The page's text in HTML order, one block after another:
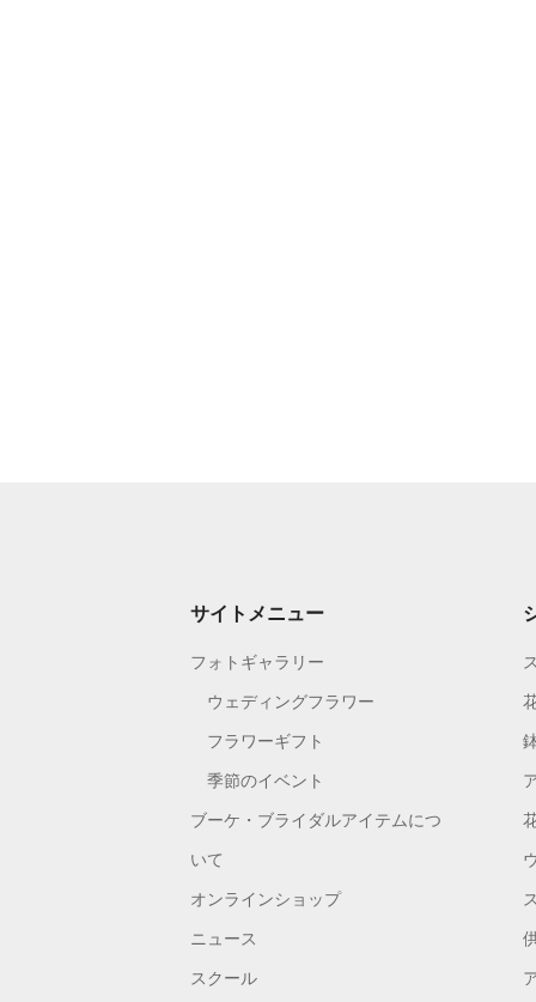
サイトメニュー
フォトギャラリー
ウェディングフラワー
フラワーギフト
季節のイベント
ブーケ・ブライダルアイテムにつ
いて
オンラインショップ
ニュース
スクール